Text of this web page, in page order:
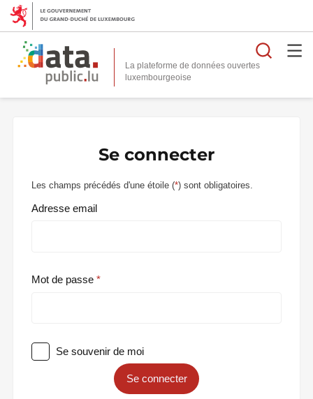
La plateforme de données ouvertes
Se connecter
Les champs précédés d'une étoile (*) sont obligatoires.
Adresse email
Mot de passe
Se souvenir de moi
Se connecter